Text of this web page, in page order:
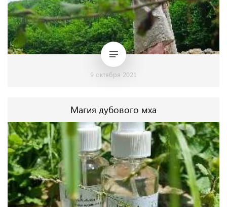
9 октября 2021
Магия дубового мха